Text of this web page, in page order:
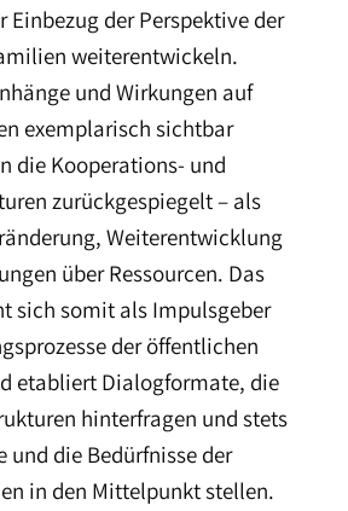
Einbezug der Perspektive der
weiterentwickeln.
und Wirkungen auf
exemplarisch sichtbar
die Kooperations- und
zurückgespiegelt – als
Weiterentwicklung
über Ressourcen. Das
sich somit als Impulsgeber
der öffentlichen
etabliert Dialogformate, die
hinterfragen und stets
und die Bedürfnisse der
in den Mittelpunkt stellen.